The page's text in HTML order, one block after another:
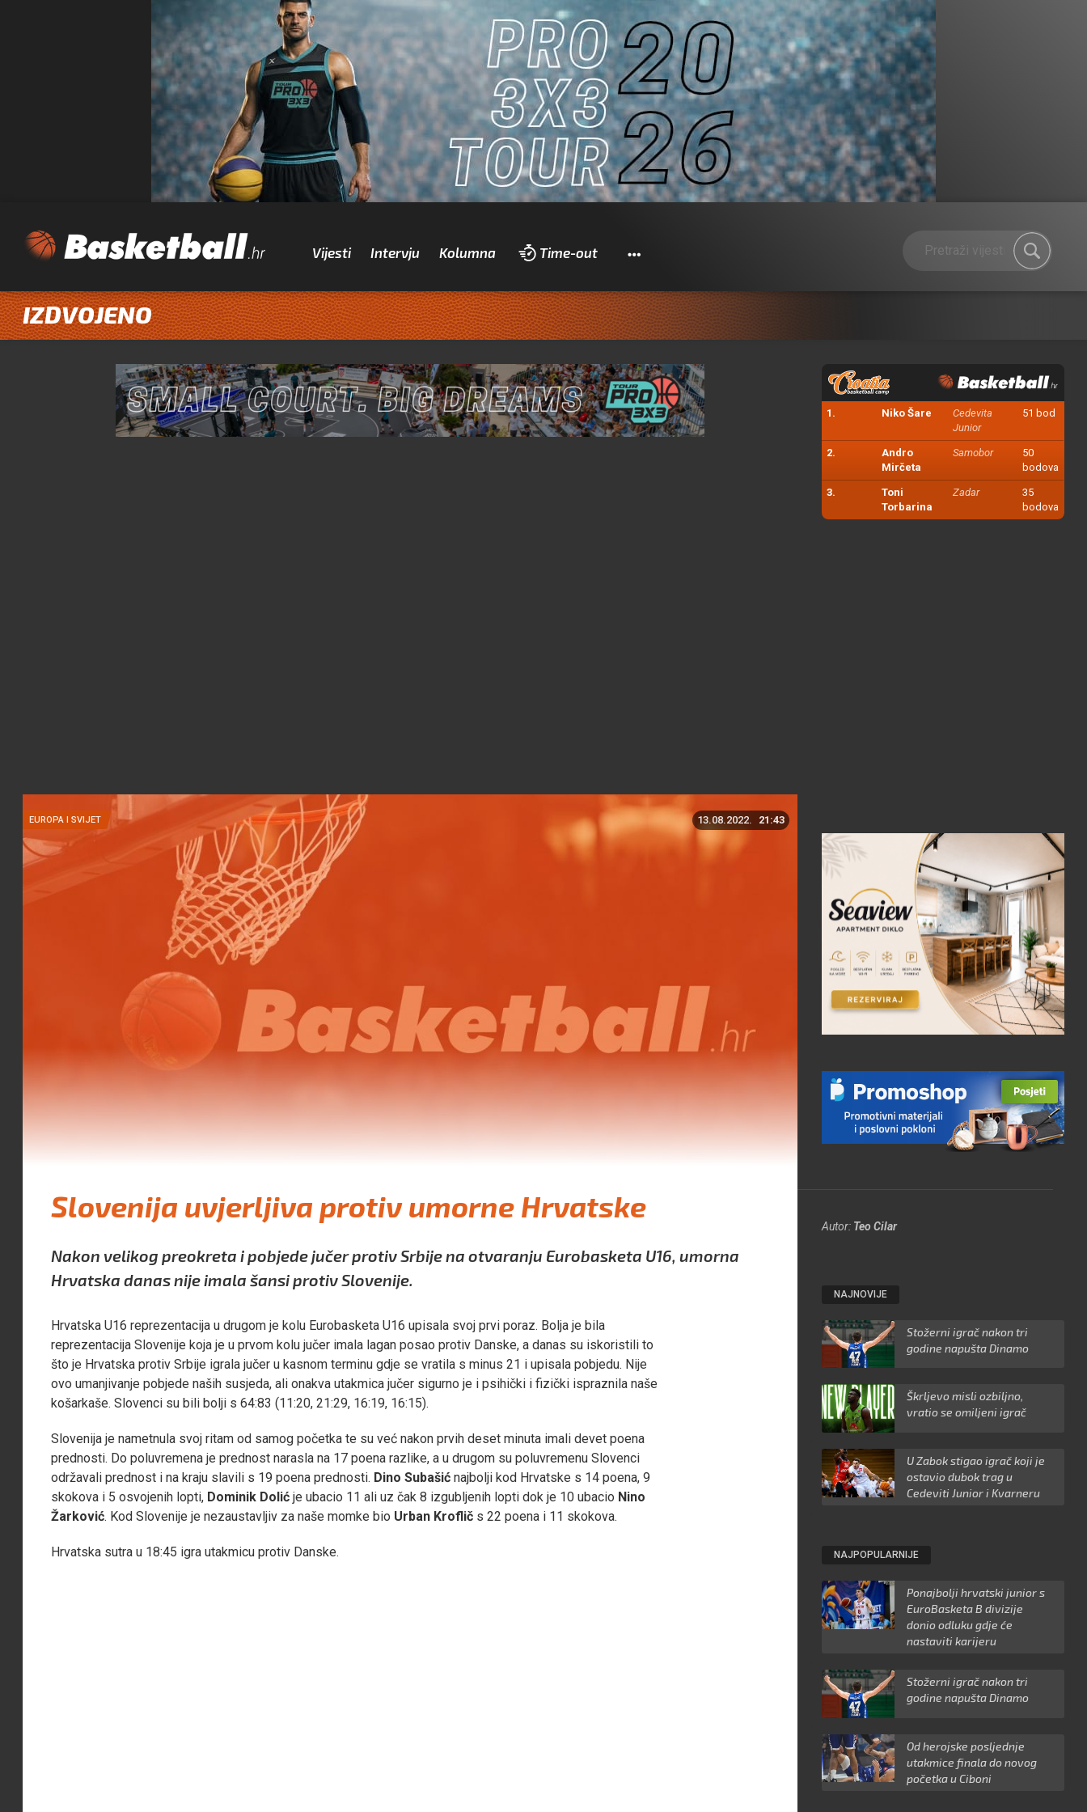
Vijesti Intervju Kolumna Time-out Pretraži
IZDVOJENO
1. Niko Šare
Cedevita
Junior
51 bod
2.
Andro
Mirčeta
Samobor
50
bodova
3.
Toni
Torbarina
Zadar
35
bodova
EUROPA I SVIJET 13.08.2022. 21:43
Slovenija uvjerljiva protiv umorne Hrvatske
Autor: Teo Cilar
Nakon velikog preokreta i pobjede jučer protiv Srbije na otvaranju Eurobasketa U16, umorna
Hrvatska danas nije imala šansi protiv Slovenije.
Hrvatska U16 reprezentacija u drugom je kolu Eurobasketa U16 upisala svoj prvi poraz. Bolja je bila
reprezentacija Slovenije koja je u prvom kolu jučer imala lagan posao protiv Danske, a danas su iskoristili to
što je Hrvatska protiv Srbije igrala jučer u kasnom terminu gdje se vratila s minus 21 i upisala pobjedu. Nije
ovo umanjivanje pobjede naših susjeda, ali onakva utakmica jučer sigurno je i psihički i fizički ispraznila naše
košarkaše. Slovenci su bili bolji s 64:83 (11:20, 21:29, 16:19, 16:15).
Slovenija je nametnula svoj ritam od samog početka te su već nakon prvih deset minuta imali devet poena
prednosti. Do poluvremena je prednost narasla na 17 poena razlike, a u drugom su poluvremenu Slovenci
održavali prednost i na kraju slavili s 19 poena prednosti. Dino Subašić najbolji kod Hrvatske s 14 poena, 9
skokova i 5 osvojenih lopti, Dominik Dolić je ubacio 11 ali uz čak 8 izgubljenih lopti dok je 10 ubacio Nino
Žarković. Kod Slovenije je nezaustavljiv za naše momke bio Urban Kroflič s 22 poena i 11 skokova.
Hrvatska sutra u 18:45 igra utakmicu protiv Danske.
NAJNOVIJE
Stožerni igrač nakon tri
godine napušta Dinamo
Škrljevo misli ozbiljno,
vratio se omiljeni igrač
U Zabok stigao igrač koji je
ostavio dubok trag u
Cedeviti Junior i Kvarneru
NAJPOPULARNIJE
Ponajbolji hrvatski junior s
EuroBasketa B divizije
donio odluku gdje će
nastaviti karijeru
Stožerni igrač nakon tri
godine napušta Dinamo
Od herojske posljednje
utakmice finala do novog
početka u Ciboni